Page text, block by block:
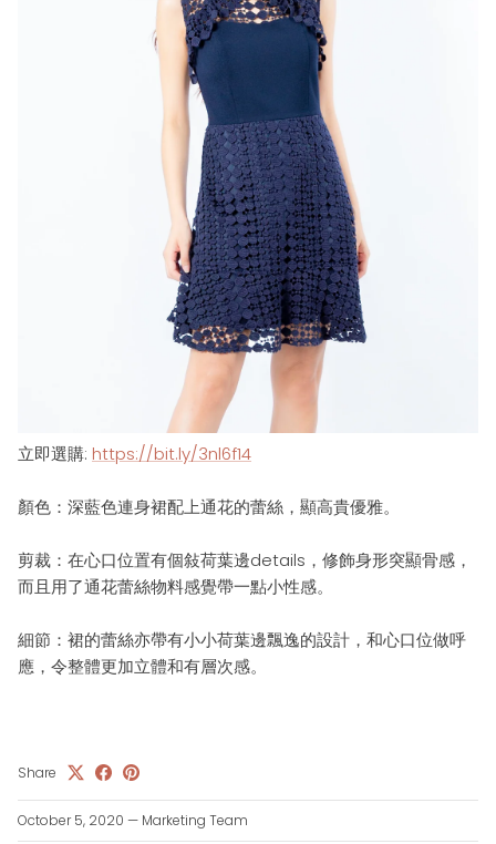
立即選購: https://bit.ly/3nl6f14
顏色：深藍色連身裙配上通花的蕾絲，顯高貴優雅。
剪裁： 在心口位置有個敍荷葉邊details， 修飾身形突顯骨感，
而且用了通花蕾絲物料感覺帶一點小性感。
細節： 裙的蕾絲亦帶有小小荷葉邊飄逸的設計，和心口位做呼
應，令整體更加立體和有層次感。
Share
October 5, 2020 — Marketing Team